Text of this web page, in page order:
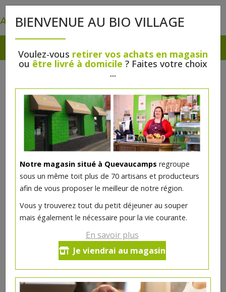
BIENVENUE AU BIO VILLAGE
Voulez-vous retirer vos achats en magasin
ou être livré à domicile ? Faites votre choix
...
Notre magasin situé à Quevaucamps regroupe
sous un même toit plus de 70 artisans et producteurs
afin de vous proposer le meilleur de notre région.
Vous y trouverez tout du petit déjeuner au souper
mais également le nécessaire pour la vie courante.
En savoir plus
Je viendrai au magasin
Crottin poivre noir chèvre bio
+/-100g
**